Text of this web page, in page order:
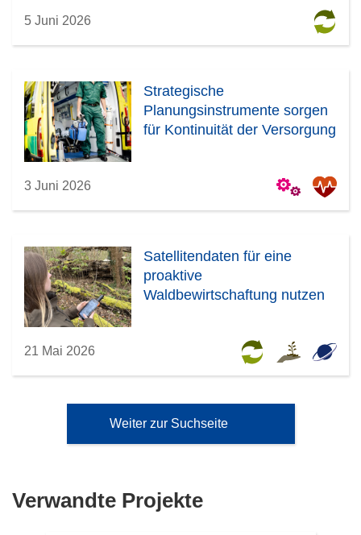
5 Juni 2026
Strategische
Planungsinstrumente sorgen
für Kontinuität der Versorgung
3 Juni 2026
Satellitendaten für eine
proaktive
Waldbewirtschaftung nutzen
21 Mai 2026
Weiter zur Suchseite
Verwandte Projekte